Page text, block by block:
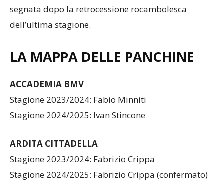
segnata dopo la retrocessione rocambolesca
dell’ultima stagione.
LA MAPPA DELLE PANCHINE
ACCADEMIA BMV
Stagione 2023/2024: Fabio Minniti
Stagione 2024/2025: Ivan Stincone
ARDITA CITTADELLA
Stagione 2023/2024: Fabrizio Crippa
Stagione 2024/2025: Fabrizio Crippa (confermato)